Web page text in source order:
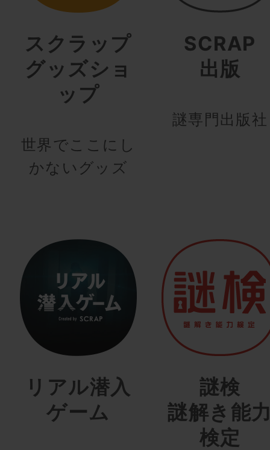
スクラップ
グッズショ
ップ
世界でここにし
かないグッズ
SCRAP
出版
謎専門出版社
リアル潜入
ゲーム
謎検
謎解き能
検定